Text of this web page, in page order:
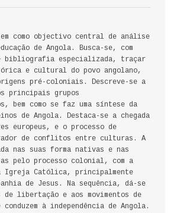
EROS
COSMOS
como objectivo central de análise
de Angola. Busca-se, com
bibliografia especializada, traçar
e cultural do povo angolano,
pré-coloniais. Descreve-se a
principais grupos
bem como se faz uma síntese da
de Angola. Destaca-se a chegada
europeus, e o processo de
de conflitos entre culturas. A
nas suas forma nativas e nas
pelo processo colonial, com a
Igreja Católica, principalmente
de Jesus. Na sequência, dá-se
libertação e aos movimentos de
à independência de Angola.